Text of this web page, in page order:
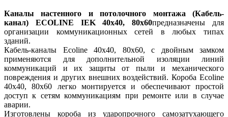
Каналы настенного и потолочного монтажа (Кабель-
канал) ECOLINE IEK 40х40, 80х60предназначены для
организации коммуникационных сетей в любых типах
зданий.
Кабель-каналы Ecoline 40х40, 80х60, с двойным замком
применяются для дополнительной изоляции линий
коммуникаций и их защиты от пыли и механического
повреждения и других внешних воздействий. Короба Ecoline
40х40, 80х60 легко монтируется и обеспечивают простой
доступ к сетям коммуникациям при ремонте или в случае
аварии.
Изготовлены короба из ударопрочного самозатухающего